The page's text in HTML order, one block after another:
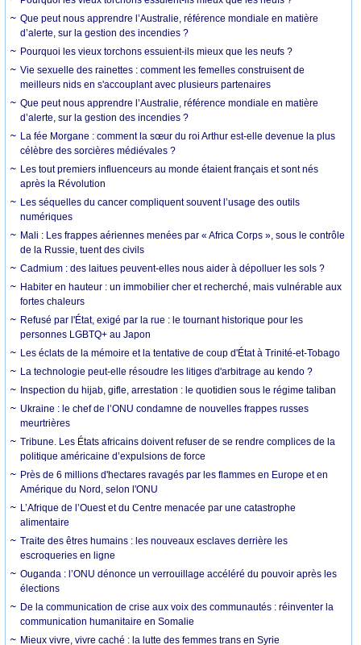
Que peut nous apprendre l’Australie, référence mondiale en matière
d’alerte, sur la gestion des incendies ?
Pourquoi les vieux torchons essuient-ils mieux que les neufs ?
Vie sexuelle des rainettes : comment les femelles construisent de
meilleurs nids en s'accouplant avec plusieurs partenaires
Que peut nous apprendre l’Australie, référence mondiale en matière
d’alerte, sur la gestion des incendies ?
La fée Morgane : comment la sœur du roi Arthur est-elle devenue la plus
célèbre des sorcières médiévales ?
Les tout premiers influenceurs au monde étaient français et sont nés
après la Révolution
Les séquelles du cancer compliquent souvent l’usage des outils
numériques
Mali : Les frappes aériennes menées par « Africa Corps », sous le contrôle
de la Russie, tuent des civils
Cadmium : des laitues peuvent-elles nous aider à dépolluer les sols ?
Habiter en hauteur : un immobilier cher et recherché, mais vulnérable aux
fortes chaleurs
Refusé par l'État, exigé par la rue : le tournant historique pour les
personnes LGBTQ+ au Japon
Les éclats de la mémoire et la tentative de coup d'État à Trinité-et-Tobago
La technologie peut-elle résoudre les litiges d'arbitrage au kendo ?
Inspection du hijab, gifle, arrestation : le quotidien sous le régime taliban
Ukraine : le chef de l’ONU condamne de nouvelles frappes russes
meurtrières
Tribune. Les États africains doivent refuser de se rendre complices de la
politique américaine d’expulsions de force
Près de 6 millions d'hectares ravagés par les flammes en Europe et en
Amérique du Nord, selon l'ONU
L’Afrique de l’Ouest et du Centre menacée par une catastrophe
alimentaire
Traite des êtres humains : les nouveaux esclaves derrière les
escroqueries en ligne
Ouganda : l’ONU dénonce un verrouillage accéléré du pouvoir après les
élections
De la communication de crise aux voix des communautés : réinventer la
communication humanitaire en Somalie
Mieux vivre, vivre caché : la lutte des femmes trans en Syrie